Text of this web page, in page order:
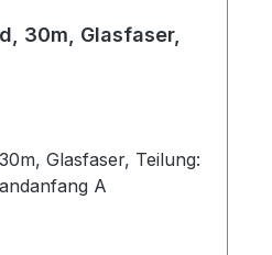
30m, Glasfaser,
Glasfaser, Teilung:
A